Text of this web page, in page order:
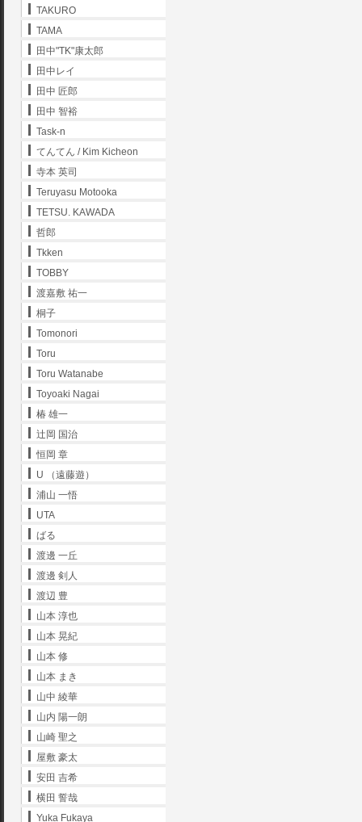
TAKURO
TAMA
田中"TK"康太郎
田中レイ
田中 匠郎
田中 智裕
Task-n
てんてん / Kim Kicheon
寺本 英司
Teruyasu Motooka
TETSU. KAWADA
哲郎
Tkken
TOBBY
渡嘉敷 祐一
桐子
Tomonori
Toru
Toru Watanabe
Toyoaki Nagai
椿 雄一
辻岡 国治
恒岡 章
U （遠藤遊）
浦山 一悟
UTA
ばる
渡邊 一丘
渡邊 剣人
渡辺 豊
山本 淳也
山本 晃紀
山本 修
山本 まき
山中 綾華
山内 陽一朗
山崎 聖之
屋敷 豪太
安田 吉希
横田 誓哉
Yuka Fukaya